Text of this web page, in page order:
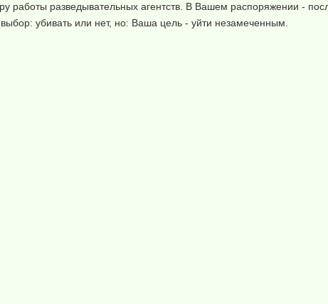
разведывательных агентств. В Вашем распоряжении -
убивать или нет, но: Ваша цель - уйти незамеченным.